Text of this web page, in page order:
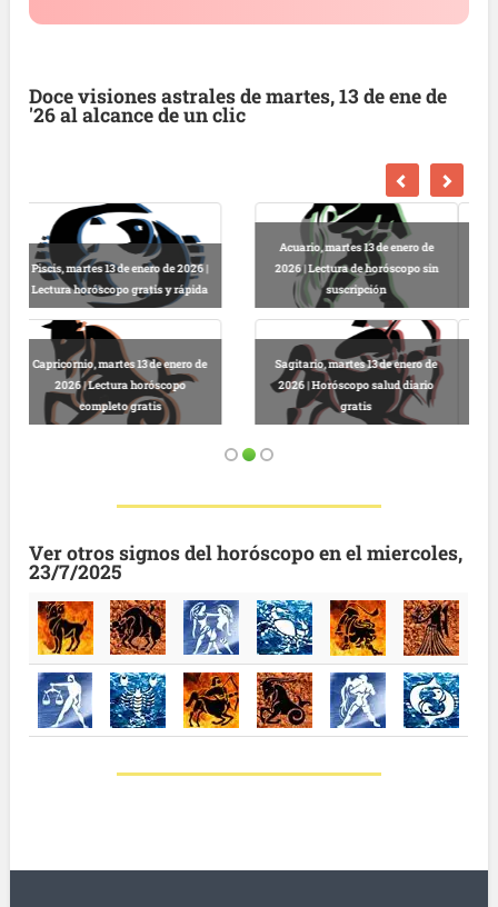
Doce visiones astrales de martes, 13 de ene de
'26 al alcance de un clic
Escorpio, martes 13 de enero de
2026 | Horóscopo gratis hoy y
completo
Libra, martes 13 de enero de 2026 |
Lectura horóscopo online
Virgo, martes 13 de enero de 2026 |
Predicciones astrológicas
gratuitas hoy
Leo, martes 13 de enero de 2026 |
Horóscopo completo y gratuito
Ver otros signos del horóscopo en el miercoles,
23/7/2025